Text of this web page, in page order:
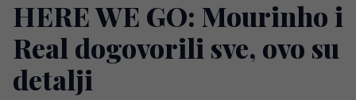
HERE WE GO: Mourinho i
Real dogovorili sve, ovo su
detalji